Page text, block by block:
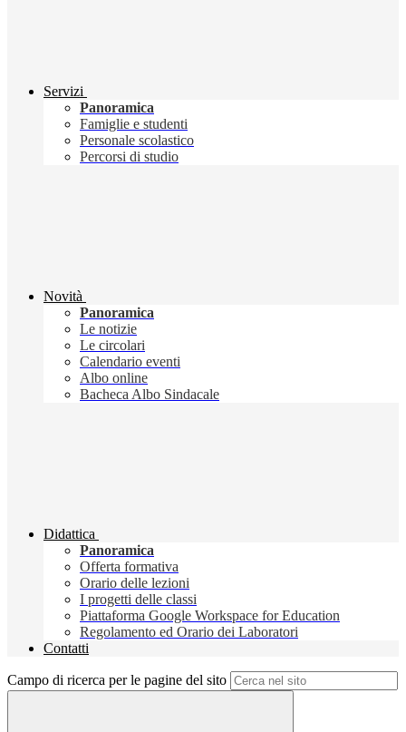
Servizi
Panoramica
Famiglie e studenti
Personale scolastico
Percorsi di studio
Novità
Panoramica
Le notizie
Le circolari
Calendario eventi
Albo online
Bacheca Albo Sindacale
Didattica
Panoramica
Offerta formativa
Orario delle lezioni
I progetti delle classi
Piattaforma Google Workspace for Education
Regolamento ed Orario dei Laboratori
Contatti
Campo di ricerca per le pagine del sito